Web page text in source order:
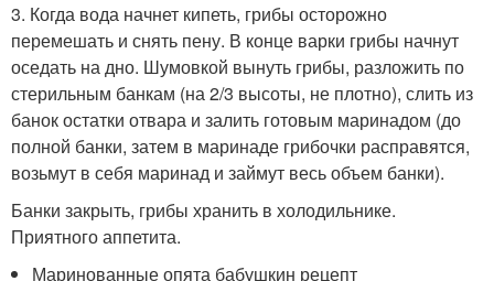
3. Когда вода начнет кипеть, грибы осторожно
перемешать и снять пену. В конце варки грибы начнут
оседать на дно. Шумовкой вынуть грибы, разложить по
стерильным банкам (на 2/3 высоты, не плотно), слить из
банок остатки отвара и залить готовым маринадом (до
полной банки, затем в маринаде грибочки расправятся,
возьмут в себя маринад и займут весь объем банки).
Банки закрыть, грибы хранить в холодильнике.
Приятного аппетита.
Маринованные опята бабушкин рецепт